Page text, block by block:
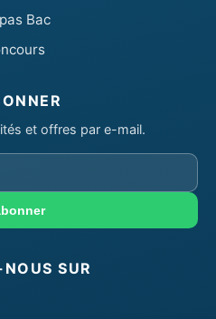
Bac
et offres par e-mail.
SUR